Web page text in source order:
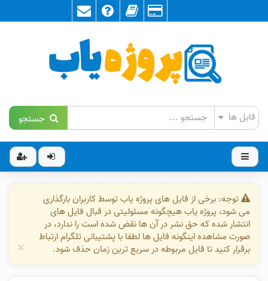
جستجو
توجه: برخی از فایل های پروژه یاب توسط کاربران بارگذاری
می شود، پروژه یاب هیچگونه مسئولیتی در قبال فایل های
انتشار شده که حق نشر در آن ها نقض شده است را ندارد، در
صورت مشاهده اینگونه فایل ها لطفا با پشتیبانی تلگرام ارتباط
برقرار کنید تا فایل مربوطه در سریع ترین زمان حذف شود.
×